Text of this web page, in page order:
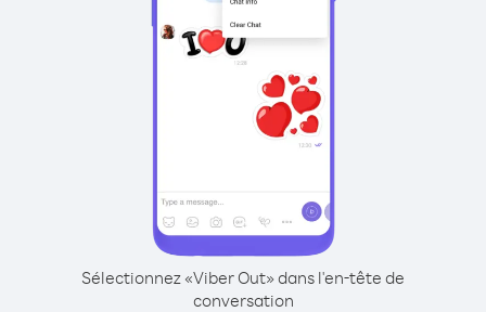
Sélectionnez «Viber Out» dans l'en-tête de
conversation